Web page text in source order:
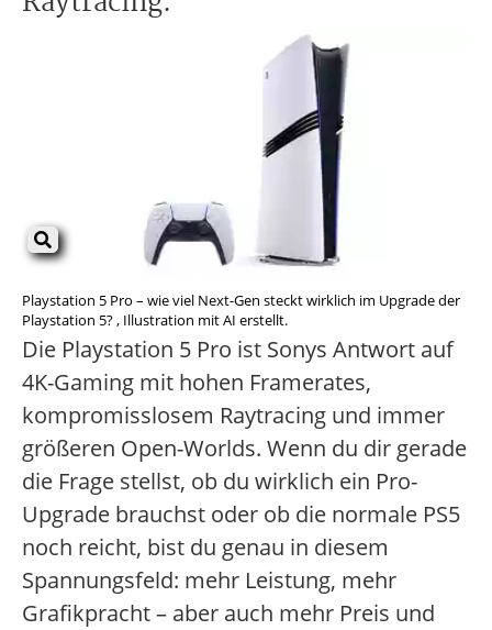
Playstation 5 Pro – wie viel Next-Gen steckt wirklich im Upgrade der
Playstation 5? , Illustration mit AI erstellt.
Die Playstation 5 Pro ist Sonys Antwort auf
4K-Gaming mit hohen Framerates,
kompromisslosem Raytracing und immer
größeren Open-Worlds. Wenn du dir gerade
die Frage stellst, ob du wirklich ein Pro-
Upgrade brauchst oder ob die normale PS5
noch reicht, bist du genau in diesem
Spannungsfeld: mehr Leistung, mehr
Grafikpracht – aber auch mehr Preis und